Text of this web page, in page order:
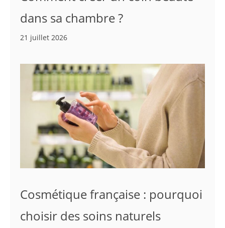
dans sa chambre ?
21 juillet 2026
Cosmétique française : pourquoi
choisir des soins naturels